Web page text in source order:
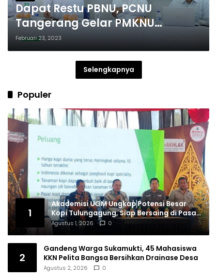
Dapat Restu PBNU, PCNU
Tangerang Gelar PMKNU
Perdana
Februari 23, 2023
Selengkapnya
Populer
1
Akademisi UGM Ungkap Potensi Besar
Kopi Tulungagung, Siap Bersaing di Pasar
Nasional hingga Dunia
Agustus 1, 2026 0
2
Gandeng Warga Sukamukti, 45 Mahasiswa
KKN Pelita Bangsa Bersihkan Drainase Desa
Agustus 2, 2026 0